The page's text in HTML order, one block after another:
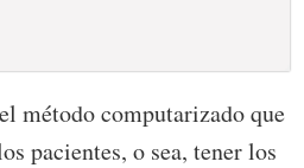
método computarizado que
pacientes, o sea, tener los